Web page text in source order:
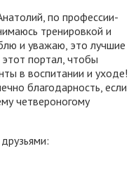
по профессии-
тренировкой и
и уважаю, это лучшие
портал, чтобы
в воспитании и уходе!
благодарность, если
четвероногому